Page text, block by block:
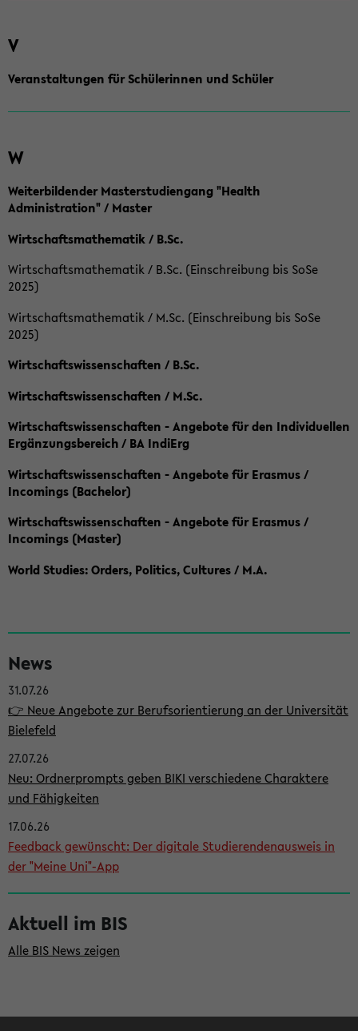
V
Veranstaltungen für Schülerinnen und Schüler
W
Weiterbildender Masterstudiengang "Health
Administration" / Master
Wirtschaftsmathematik / B.Sc.
Wirtschaftsmathematik / B.Sc. (Einschreibung bis SoSe
2025)
Wirtschaftsmathematik / M.Sc. (Einschreibung bis SoSe
2025)
Wirtschaftswissenschaften / B.Sc.
Wirtschaftswissenschaften / M.Sc.
Wirtschaftswissenschaften - Angebote für den Individuellen
Ergänzungsbereich / BA IndiErg
Wirtschaftswissenschaften - Angebote für Erasmus /
Incomings (Bachelor)
Wirtschaftswissenschaften - Angebote für Erasmus /
Incomings (Master)
World Studies: Orders, Politics, Cultures / M.A.
e
i
t
e
n
l
e
i
s
t
e
News
31.07.26
👉 Neue Angebote zur Berufsorientierung an der Universität
Bielefeld
27.07.26
Neu: Ordnerprompts geben BIKI verschiedene Charaktere
und Fähigkeiten
17.06.26
Feedback gewünscht: Der digitale Studierendenausweis in
der "Meine Uni"-App
Aktuell im BIS
Alle BIS News zeigen